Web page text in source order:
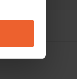
share
with